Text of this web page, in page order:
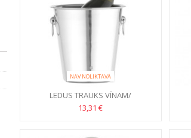
NAV NOLIKTAVĀ
LEDUS TRAUKS VĪNAM/
ŠAMPANIETIM
13,31 €